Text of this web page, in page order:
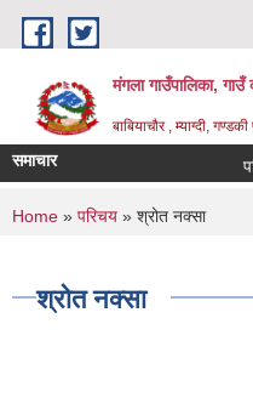
Skip to main content
मंगला गाउँपालिका, गाउँ
बाबियाचौर , म्याग्दी,
समाचार
You are here
Home » परिचय » श्रोत नक्सा
श्रोत नक्सा